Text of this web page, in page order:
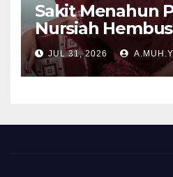
Sakit Menahun
Nursiah
Terakhir
JUL 31, 2026